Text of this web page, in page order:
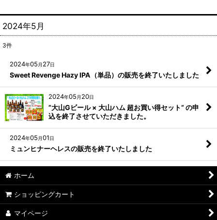
2024年5月
3件
2024年05 月 27日
Sweet Revenge Hazy IPA（単品）の販売を終了いたしました
2024年05 月 20日
”大山Gビール × 大山ハム 超お買い得セット” の申
込を終了させていただきました。
2024年05 月01日
ミュンヒナーヘレスの販売を終了いたしました
ホーム
ショッピングカート
マイページ